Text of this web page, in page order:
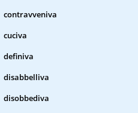
contravveniva
cuciva
definiva
disabbelliva
disobbediva